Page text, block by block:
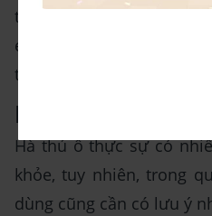
trình oxi hóa. Ngoài ra
emodin và aloe -
triển của một số loại tế
Những chú ý khi
Hà thủ ô thực sự có
khỏe, tuy nhiên, trong
dùng cũng cần có lưu ý